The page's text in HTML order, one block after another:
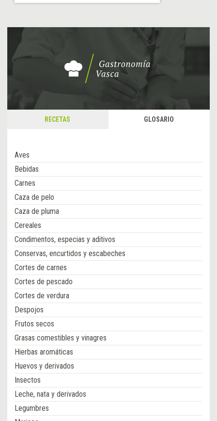
RECETAS GLOSARIO
Aves
Bebidas
Carnes
Caza de pelo
Caza de pluma
Cereales
Condimentos, especias y aditivos
Conservas, encurtidos y escabeches
Cortes de carnes
Cortes de pescado
Cortes de verdura
Despojos
Frutos secos
Grasas comestibles y vinagres
Hierbas aromáticas
Huevos y derivados
Insectos
Leche, nata y derivados
Legumbres